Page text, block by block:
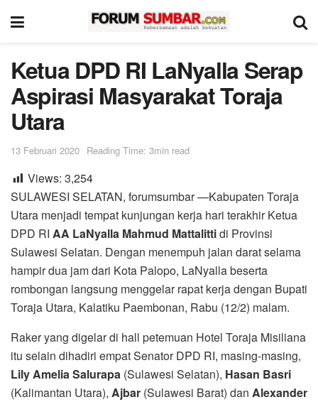
Ketua DPD RI LaNyalla Serap
Aspirasi Masyarakat Toraja
Utara
13 Februari 2020 Reading Time: 3min read
Views: 3,254
SULAWESI SELATAN, forumsumbar —Kabupaten Toraja
Utara menjadi tempat kunjungan kerja hari terakhir Ketua
DPD RI AA LaNyalla Mahmud Mattalittidi Provinsi
Sulawesi Selatan. Dengan menempuh jalan darat selama
hampir dua jam dari Kota Palopo, LaNyalla beserta
rombongan langsung menggelar rapat kerja dengan Bupati
Toraja Utara, Kalatiku Paembonan, Rabu (12/2) malam.
Raker yang digelar di hall petemuan Hotel Toraja Misiliana
itu selain dihadiri empat Senator DPD RI, masing-masing,
Lily Amelia Salurapa (Sulawesi Selatan), Hasan Basri
(Kalimantan Utara), Ajbar (Sulawesi Barat) dan Alexander